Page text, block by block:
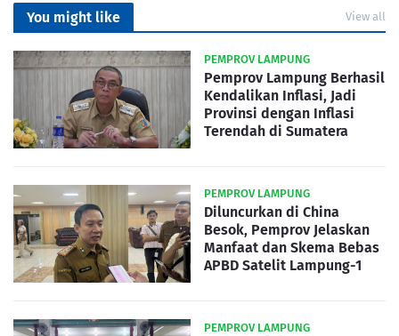
You might like View all
PEMPROV LAMPUNG
Pemprov Lampung Berhasil
Kendalikan Inflasi, Jadi
Provinsi dengan Inflasi
Terendah di Sumatera
PEMPROV LAMPUNG
Diluncurkan di China
Besok, Pemprov Jelaskan
Manfaat dan Skema Bebas
APBD Satelit Lampung-1
PEMPROV LAMPUNG